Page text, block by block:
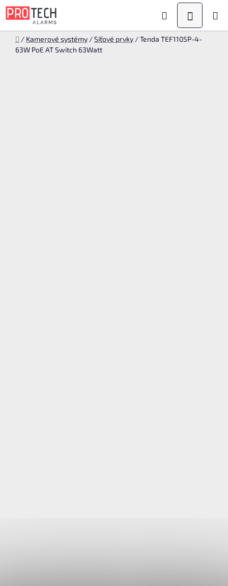
Přejít
na
Hledat
KOŠÍK
Domů
/ Kamerové systémy /Síťové prvky /Tenda TEF1105P-4-
63W PoE AT Switch 63Watt